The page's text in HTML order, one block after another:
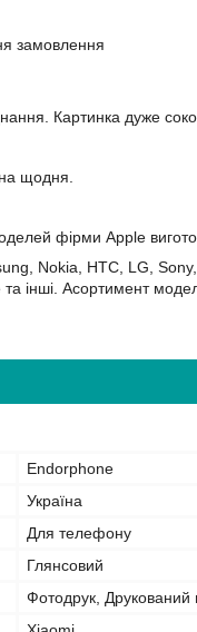
замовлення
Картинка дуже
щодня.
фірми Apple
Nokia, HTC, LG,
Асортимент
Endorphone
Україна
Для телефону
Глянсовий
Фотодрук,